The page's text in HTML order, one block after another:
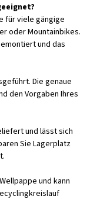
für viele gängige
oder Mountainbikes.
und das
Die genaue
den Vorgaben Ihres
und lässt sich
Sie Lagerplatz
und kann